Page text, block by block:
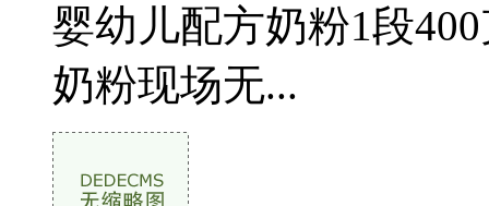
婴幼儿配方奶粉1段
奶粉现场无...